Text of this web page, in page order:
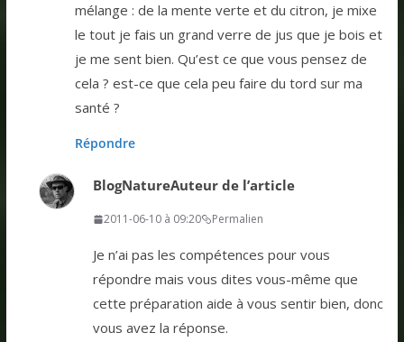
mélange : de la mente verte et du citron, je mixe
le tout je fais un grand verre de jus que je bois et
je me sent bien. Qu’est ce que vous pensez de
cela ? est-ce que cela peu faire du tord sur ma
santé ?
Répondre
BlogNatureAuteur de l’article
2011-06-10 à 09:20 Permalien
Je n’ai pas les compétences pour vous
répondre mais vous dites vous-même que
cette préparation aide à vous sentir bien, donc
vous avez la réponse.